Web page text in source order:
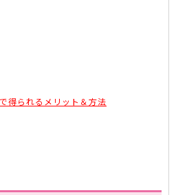
得られるメリット＆方法